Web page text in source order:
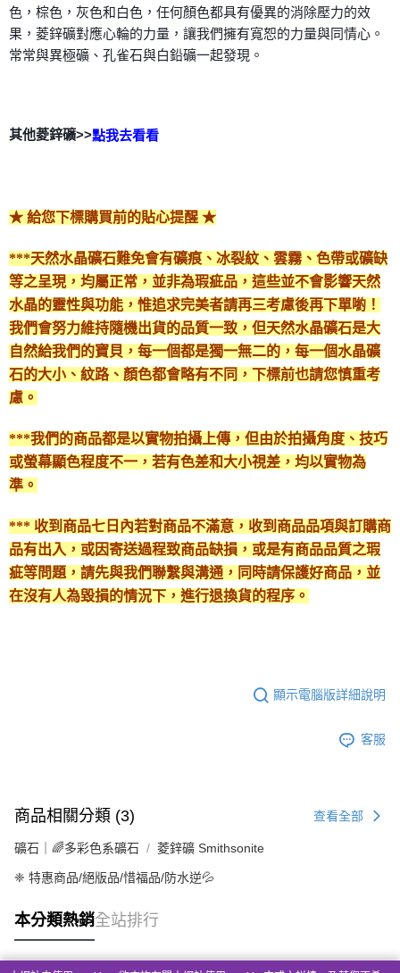
色，棕色，灰色和白色，任何顏色都具有優異的消除壓力的效
果，菱鋅礦對應心輪的力量，讓我們擁有寬恕的力量與同情心。
常常與異極礦、孔雀石與白鉛礦一起發現。
其他菱鋅礦>>點我去看看
★ 給您下標購買前的貼心提醒 ★
***天然水晶礦石難免會有礦痕、冰裂紋、雲霧、色帶或礦缺
等之呈現，均屬正常，並非為瑕疵品，這些並不會影響天然
水晶的靈性與功能，惟追求完美者請再三考慮後再下單喲！
我們會努力維持隨機出貨的品質一致，但天然水晶礦石是大
自然給我們的寶貝，每一個都是獨一無二的，每一個水晶礦
石的大小、紋路、顏色都會略有不同，下標前也請您慎重考
慮。
***我們的商品都是以實物拍攝上傳，但由於拍攝角度、技巧
或螢幕顯色程度不一，若有色差和大小視差，均以實物為
準。
*** 收到商品七日內若對商品不滿意，收到商品品項與訂購商
品有出入，或因寄送過程致商品缺損，或是有商品品質之瑕
疵等問題，請先與我們聯繫與溝通，同時請保護好商品，並
在沒有人為毀損的情況下，進行退換貨的程序。
顯示電腦版詳細說明
客服
商品相關分類 (3) 查看全部
礦石｜🌈多彩色系礦石 菱鋅礦 Smithsonite
❈ 特惠商品/絕版品/惜福品/防水逆💦
本分類熱銷全站排行